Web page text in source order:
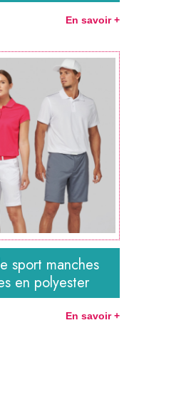
En savoir +
sport manches
en polyester
En savoir +